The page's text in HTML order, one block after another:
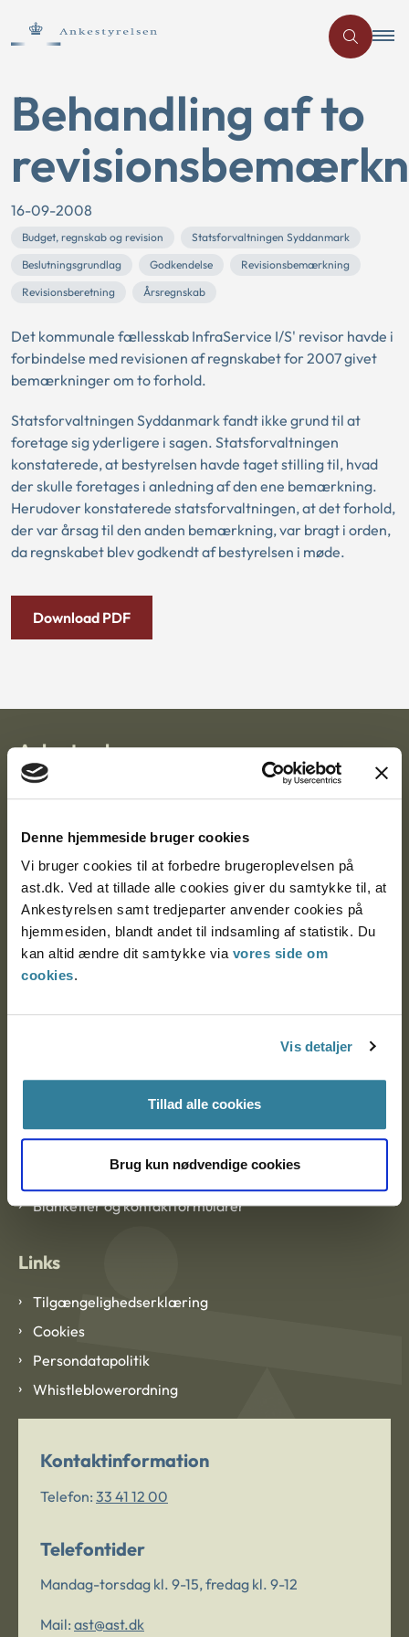
Denne hjemmeside bruger cookies
Vi bruger cookies til at forbedre brugeroplevelsen på
ast.dk. Ved at tillade alle cookies giver du samtykke til, at
Ankestyrelsen samt tredjeparter anvender cookies på
hjemmesiden, blandt andet til indsamling af statistik. Du
kan altid ændre dit samtykke via vores side om
cookies.
Vis detaljer
Tillad alle cookies
Brug kun nødvendige cookies
Behandling af to
16-09-2008
Budget, regnskab og revision
Statsforvaltningen Syddanmark
Beslutningsgrundlag
Godkendelse
Revisionsbemærkning
Revisionsberetning
Årsregnskab
Det kommunale fællesskab InfraService I/S' revisor havde i
forbindelse med revisionen af regnskabet for 2007 givet
bemærkninger om to forhold.
Statsforvaltningen Syddanmark fandt ikke grund til at
foretage sig yderligere i sagen. Statsforvaltningen
konstaterede, at bestyrelsen havde taget stilling til, hvad
der skulle foretages i anledning af den ene bemærkning.
Herudover konstaterede statsforvaltningen, at det forhold,
der var årsag til den anden bemærkning, var bragt i orden,
da regnskabet blev godkendt af bestyrelsen i møde.
Download PDF
Ankestyrelsen
Postadresse:
9000 Aalborg
Ankestyrelsen Aalborg
Ankestyrelsen København
Om Ankestyrelsen
Om Ankestyrelsen
Blanketter og kontaktformularer
Links
Tilgængelighedserklæring
Cookies
Persondatapolitik
Whistleblowerordning
Kontaktinformation
Telefon: 33 41 12 00
Telefontider
Mandag-torsdag kl. 9-15, fredag kl. 9-12
Mail: ast@ast.dk